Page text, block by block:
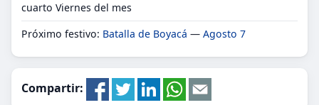
cuarto Viernes del mes
Próximo festivo: Batalla de Boyacá — Agosto 7
Compartir: